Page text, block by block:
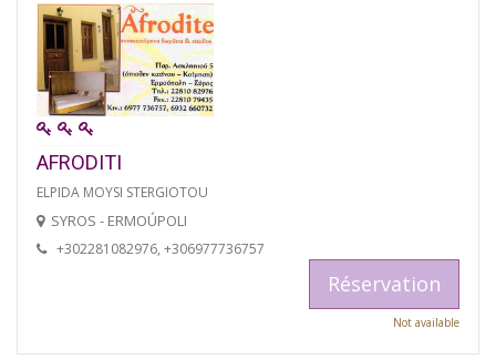
AFRODITI
ELPIDA MOYSI STERGIOTOU
SYROS - ERMOÚPOLI
+302281082976, +306977736757
Réservation
Not available